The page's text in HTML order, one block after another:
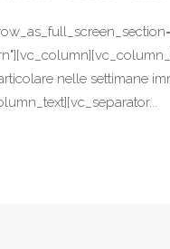
nelle settimane